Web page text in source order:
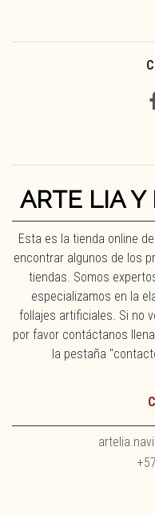
ARTE LIA Y
Esta es la tienda online
encontrar algunos de los
tiendas. Somos
especializamos en la
follajes artificiales. Si no
por favor contáctanos
la pestaña